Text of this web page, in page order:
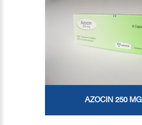
AZOCIN 250 MG